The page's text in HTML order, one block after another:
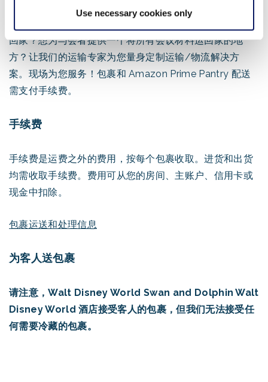
Use necessary cookies only
回家？想为与会者提供一个将所有会议材料运回家的地
方？让我们的运输专家为您量身定制运输/物流解决方
案。现场为您服务！包裹和 Amazon Prime Pantry 配送
需支付手续费。
手续费
手续费是运费之外的费用，按每个包裹收取。进货和出货
均需收取手续费。费用可从您的房间、主账户、信用卡或
现金中扣除。
包裹运送和处理信息
为客人送包裹
请注意，Walt Disney World Swan and Dolphin Walt
Disney World 酒店接受客人的包裹，但我们无法接受任
何需要冷藏的包裹。